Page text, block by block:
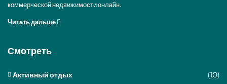
коммерческой недвижимости онлайн.
Читать дальше
Смотреть
Активный отдых (10)